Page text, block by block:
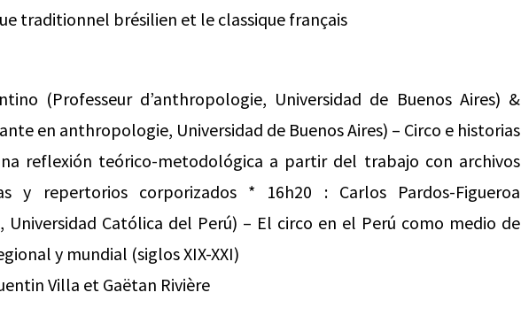
traditionnel brésilien et le classique français
(Professeur d’anthropologie, Universidad de Buenos Aires) &
en anthropologie, Universidad de Buenos Aires) – Circo e historias
reflexión teórico-metodológica a partir del trabajo con archivos
y repertorios corporizados * 16h20 : Carlos Pardos-Figueroa
Universidad Católica del Perú) – El circo en el Perú como medio de
y mundial (siglos XIX-XXI)
Villa et Gaëtan Rivière